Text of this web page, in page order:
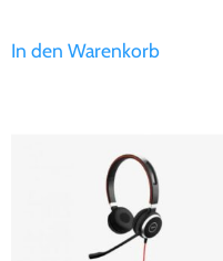
In den Warenkorb